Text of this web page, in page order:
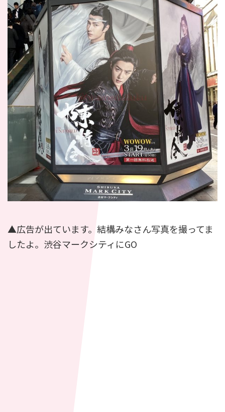
▲広告が出ています。結構みなさん写真を撮ってま
したよ。渋谷マークシティにGO